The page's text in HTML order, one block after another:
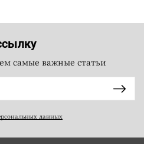
самые важные статьи
данных